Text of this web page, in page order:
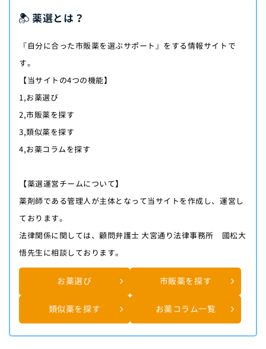
薬選とは？
『自分に合った市販薬を選ぶサポート』をする情報サイトで
す。
【当サイトの4つの機能】
1,お薬選び
2,市販薬を探す
3,類似薬を探す
4,お薬コラムを探す
【薬選運営チームについて】
薬剤師である管理人が主体となって当サイトを作成し、運営し
ております。
法律関係に関しては、顧問弁護士 大宮通り法律事務所 國松大
悟先生に相談しております。
お薬選び 市販薬を探す
類似薬を探す お薬コラム一覧